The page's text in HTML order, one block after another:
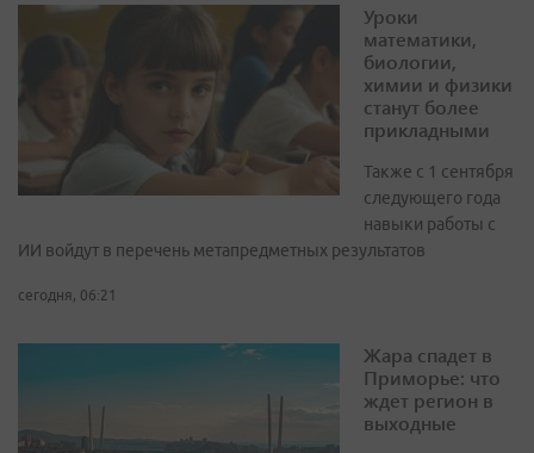
Уроки
математики,
биологии,
химии и физики
станут более
прикладными
Также с 1 сентября
следующего года
навыки работы с
ИИ войдут в перечень метапредметных результатов
сегодня, 06:21
Жара спадет в
Приморье: что
ждет регион в
выходные